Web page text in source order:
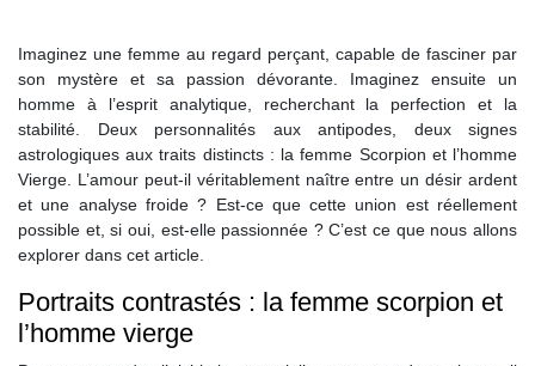
Imaginez une femme au regard perçant, capable de fasciner par
son mystère et sa passion dévorante. Imaginez ensuite un
homme à l’esprit analytique, recherchant la perfection et la
stabilité. Deux personnalités aux antipodes, deux signes
astrologiques aux traits distincts : la femme Scorpion et l’homme
Vierge. L’amour peut-il véritablement naître entre un désir ardent
et une analyse froide ? Est-ce que cette union est réellement
possible et, si oui, est-elle passionnée ? C’est ce que nous allons
explorer dans cet article.
Portraits contrastés : la femme scorpion et
l’homme vierge